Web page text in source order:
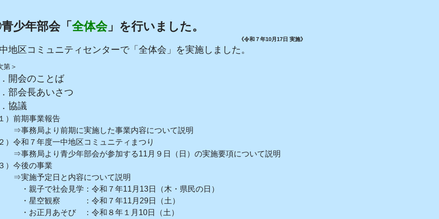
少年部会「 全体会」を行いました。
《令和７年10月17日 実施》
地区コミュニティセンターで「全体会」を実施しました。
第＞
開会のことば
部会長あいさつ
協議
）前期事業報告
務局より前期に実施した事業内容について説明
２）令和７年度一中地区コミュニティまつり
務局より青少年部会が参加する11月９日（日）の実施要項について説明
）今後の事業
施予定日と内容について説明
親子で社会見学：令和７年11月13日（木・県民の日）
星空観察 ：令和７年11月29日（土）
お正月あそび ：令和８年１月10日（土）